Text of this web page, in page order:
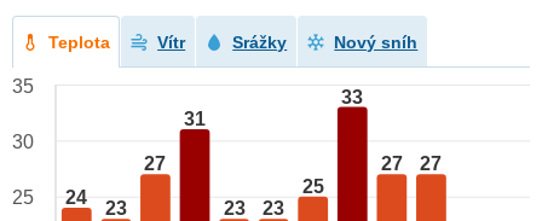
Teplota Vítr Srážky Nový sníh
24
23
27
31
23 23
25
33
27 27
35
30
25